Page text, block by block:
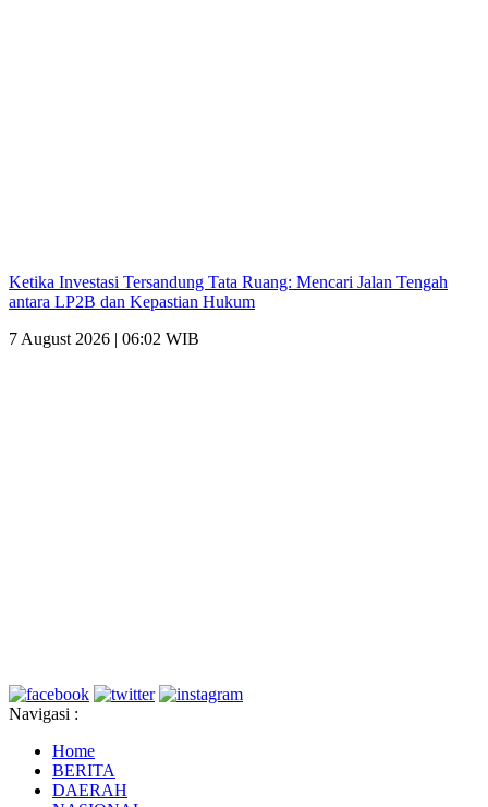
Ketika Investasi Tersandung Tata Ruang: Mencari Jalan Tengah
antara LP2B dan Kepastian Hukum
7 August 2026 | 06:02 WIB
Navigasi :
Home
BERITA
DAERAH